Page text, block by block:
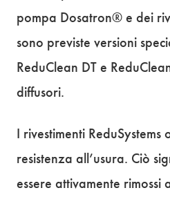
pompa Dosatron® e dei
sono previste versioni
ReduClean DT e
diffusori.
I rivestimenti ReduSystems
resistenza all’usura. Ciò
essere attivamente rimossi